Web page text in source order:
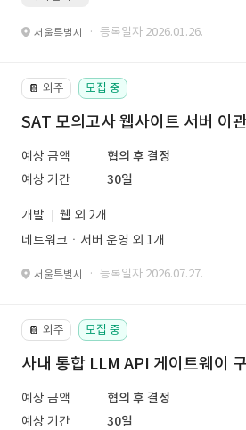
서울특별시 · 등록일자 2026.01.26.
📔 외주 모집 중
SAT 모의고사 웹사이트 서버 이
예상 금액
협의 후 결정
예상 기간
30일
개발
웹 외 2개
네트워크ㆍ서버 운영 외 1개
서울특별시 · 등록일자 2026.07.27.
📔 외주 모집 중
사내 통합 LLM API 게이트웨이
예상 금액
협의 후 결정
예상 기간
30일